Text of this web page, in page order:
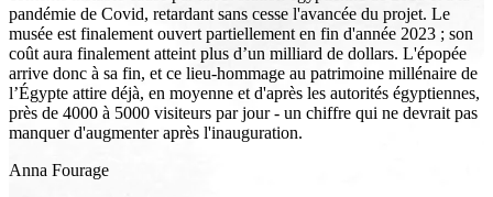
pandémie de Covid, retardant sans cesse l'avancée du projet. Le
musée est finalement ouvert partiellement en fin d'année 2023 ; son
coût aura finalement atteint plus d’un milliard de dollars. L'épopée
arrive donc à sa fin, et ce lieu-hommage au patrimoine millénaire de
l’Égypte attire déjà, en moyenne et d'après les autorités égyptiennes,
près de 4000 à 5000 visiteurs par jour - un chiffre qui ne devrait pas
manquer d'augmenter après l'inauguration.
Anna Fourage